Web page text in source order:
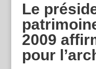
Le
2009
pour